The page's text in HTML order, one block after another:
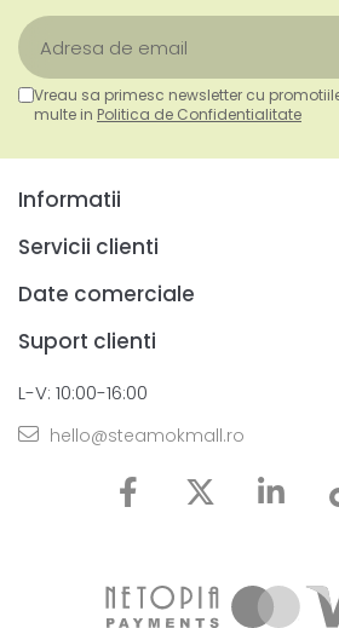
Vreau sa primesc newsletter cu
multe in Politica de Confidentialitate
Informatii
Servicii clienti
Date comerciale
Suport clienti
L-V: 10:00-16:00
hello@steamokmall.ro